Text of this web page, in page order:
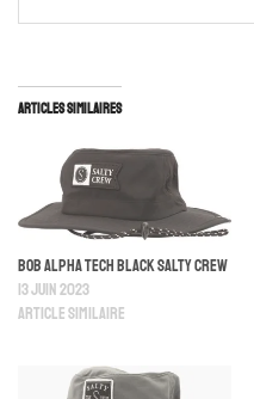
Articles similaires
Bob Alpha Tech Black Salty Crew
13 juin 2023
Article similaire